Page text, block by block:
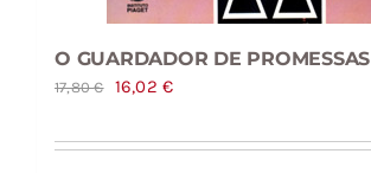
O GUARDADOR DE PROMESSAS
17,80€
O
original
16,02€O
atual